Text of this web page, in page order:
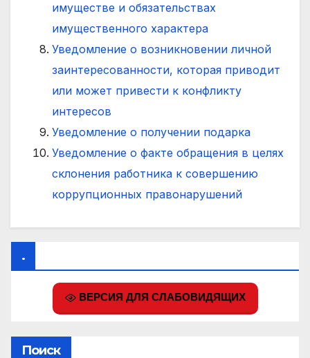
имуществе и обязательствах
имущественного характера
Уведомление о возникновении личной
заинтересованности, которая приводит
или может привести к конфликту
интересов
Уведомление о получении подарка
Уведомление о факте обращения в целях
склонения работника к совершению
коррупционных правонарушений
.
ВЕРСИЯ ДЛЯ СЛАБОВИДЯЩИХ
Поиск